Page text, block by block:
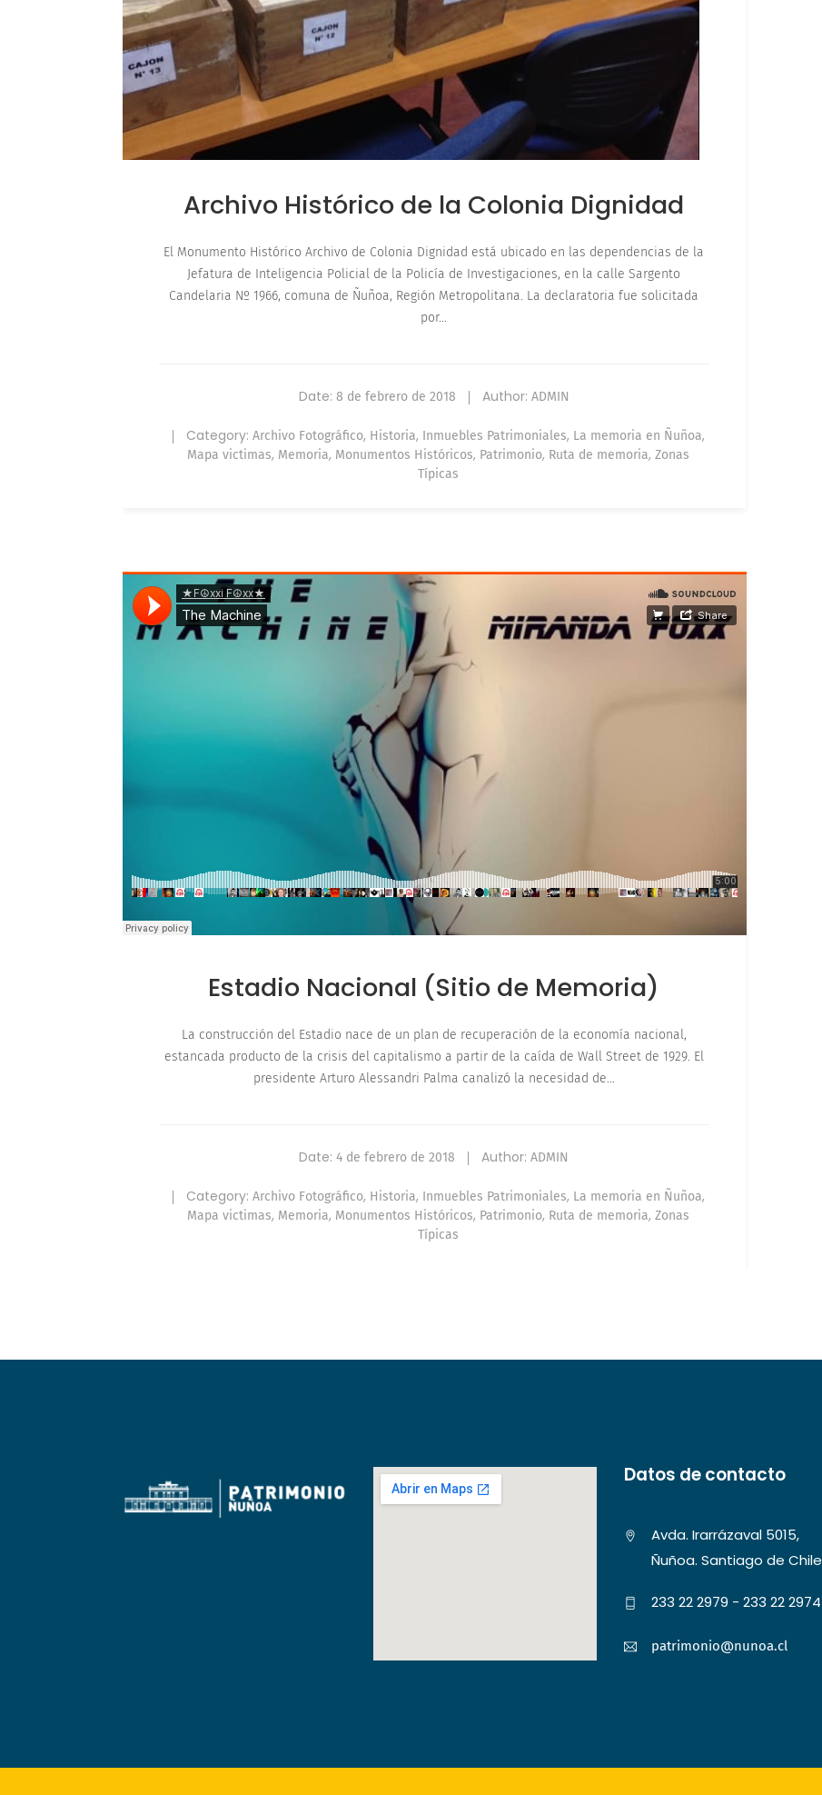
Archivo Histórico de la Colonia Dignidad
El Monumento Histórico Archivo de Colonia Dignidad está ubicado en las dependencias de la
Jefatura de Inteligencia Policial de la Policía de Investigaciones, en la calle Sargento
Candelaria Nº 1966, comuna de Ñuñoa, Región Metropolitana. La declaratoria fue solicitada
por…
Date: 8 de febrero de 2018 Author: ADMIN
Category: Archivo Fotográfico, Historia, Inmuebles Patrimoniales, La memoria en Ñuñoa,
Mapa victimas, Memoria, Monumentos Históricos, Patrimonio, Ruta de memoria,Zonas
Típicas
Estadio Nacional (Sitio de Memoria)
La construcción del Estadio nace de un plan de recuperación de la economía nacional,
estancada producto de la crisis del capitalismo a partir de la caída de Wall Street de 1929. El
presidente Arturo Alessandri Palma canalizó la necesidad de…
Date:4 de febrero de 2018 Author:ADMIN
Category: Archivo Fotográfico, Historia, Inmuebles Patrimoniales, La memoria en Ñuñoa,
Mapa victimas, Memoria, Monumentos Históricos, Patrimonio, Ruta de memoria,Zonas
Típicas
Datos de contacto
Avda. Irarrázaval 5015,
Ñuñoa. Santiago de Chile
233 22 2979 - 233 22 2974
patrimonio@nunoa.cl